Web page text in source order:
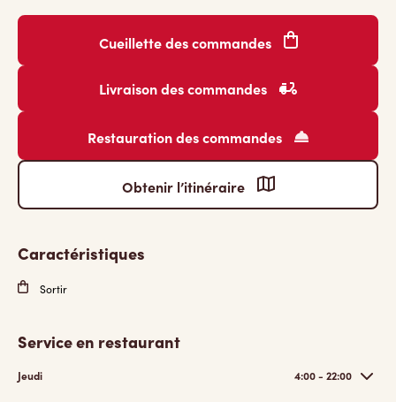
Cueillette des commandes
Livraison des commandes
Restauration des commandes
Obtenir l’itinéraire
Caractéristiques
Sortir
Service en restaurant
Jeudi 4:00 - 22:00